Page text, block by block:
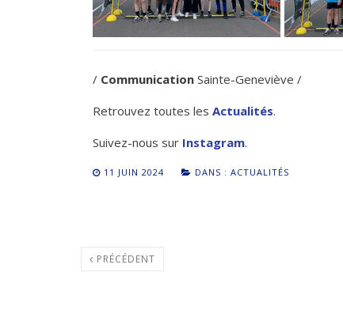
/ Communication Sainte-Geneviève /
Retrouvez toutes les Actualités.
Suivez-nous sur Instagram.
11 JUIN 2024 DANS : ACTUALITÉS
PRÉCÉDENT